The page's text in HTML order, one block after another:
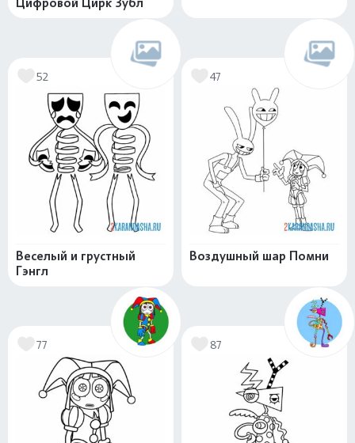
52
Веселый и грустный
Гэнгл
47
Воздушный шар Помни
77 87